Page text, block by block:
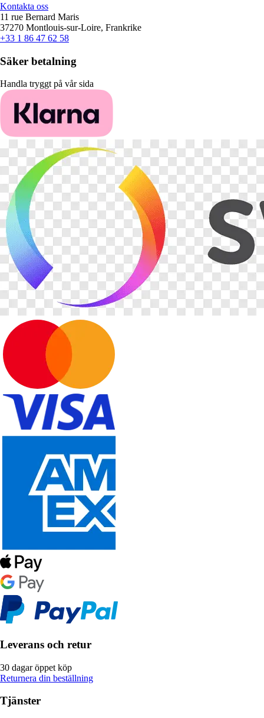
Kontakta oss
11 rue Bernard Maris
37270 Montlouis-sur-Loire, Frankrike
+33 1 86 47 62 58
Säker betalning
Handla tryggt på vår sida
Leverans och retur
30 dagar öppet köp
Returnera din beställning
Tjänster